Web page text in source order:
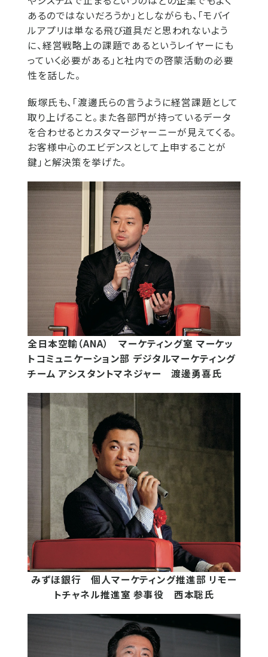
あるのではないだろうか」としながらも、「モバイ
ルアプリは単なる飛び道具だと思われないよう
に、経営戦略上の課題であるというレイヤーにも
っていく必要がある」と社内での啓蒙活動の必要
性を話した。
飯塚氏も、「渡邊氏らの言うように経営課題として
取り上げること。また各部門が持っているデータ
を合わせるとカスタマージャーニーが見えてくる。
お客様中心のエビデンスとして上申することが
鍵」と解決策を挙げた。
全日本空輸（ANA） マーケティング室 マーケッ
トコミュニケーション部 デジタルマーケティング
チーム アシスタントマネジャー 渡邊勇喜氏
みずほ銀行 個人マーケティング推進部 リモー
トチャネル推進室 参事役 西本聡氏